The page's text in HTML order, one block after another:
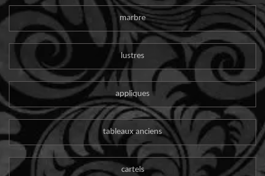
marbre
lustres
appliques
tableaux anciens
cartels